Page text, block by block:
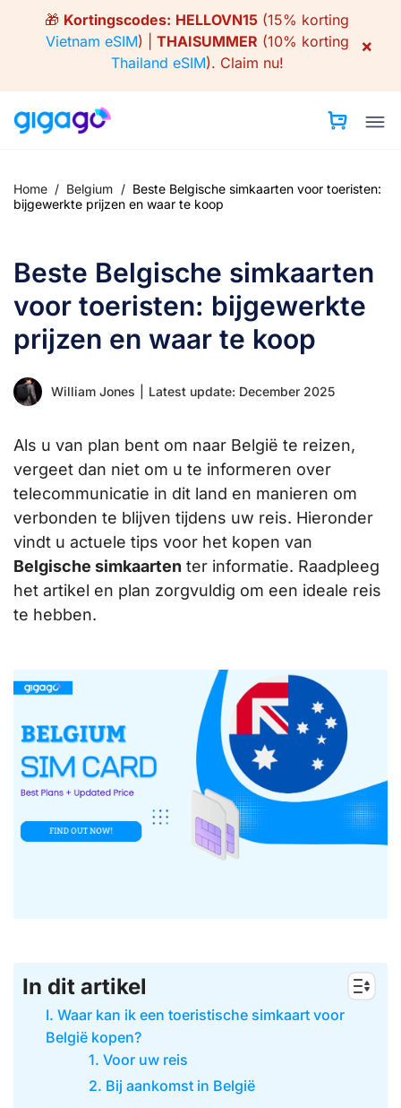
🎁 Kortingscodes: HELLOVN15 (15% korting
Vietnam eSIM) | THAISUMMER (10% korting
Thailand eSIM). Claim nu!
×
Home / Belgium / Beste Belgische simkaarten voor toeristen:
bijgewerkte prijzen en waar te koop
Beste Belgische simkaarten
voor toeristen: bijgewerkte
prijzen en waar te koop
William Jones Latest update: December 2025
Als u van plan bent om naar België te reizen,
vergeet dan niet om u te informeren over
telecommunicatie in dit land en manieren om
verbonden te blijven tijdens uw reis. Hieronder
vindt u actuele tips voor het kopen van
Belgische simkaarten ter informatie. Raadpleeg
het artikel en plan zorgvuldig om een ideale reis
te hebben.
In dit artikel
I. Waar kan ik een toeristische simkaart voor
België kopen?
1. Voor uw reis
2. Bij aankomst in België